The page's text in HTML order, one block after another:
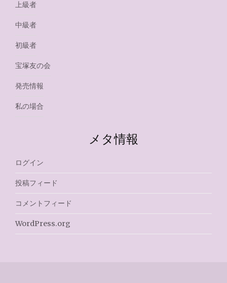
上級者
中級者
初級者
宝塚友の会
発売情報
私の場合
メタ情報
ログイン
投稿フィード
コメントフィード
WordPress.org